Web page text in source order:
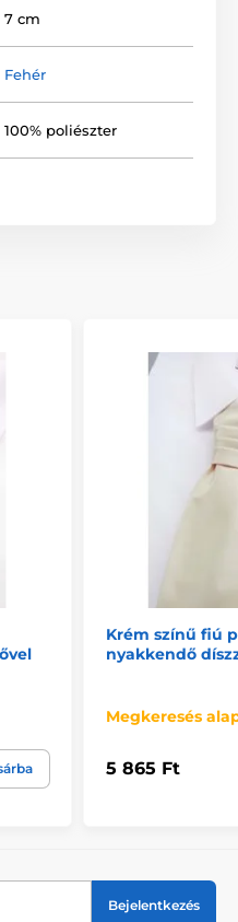
7 cm
Fehér
100% poliészter
Krém színű fiú
nyakkendő
Megkeresés
5 865 Ft
Bejelentkezés